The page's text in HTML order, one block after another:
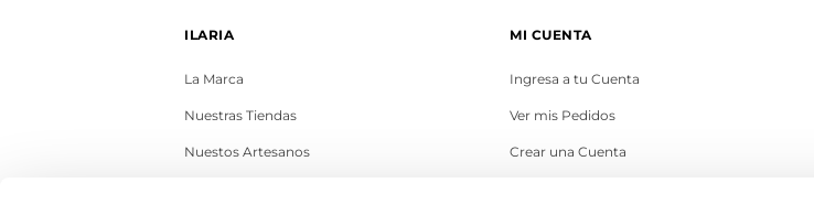
ILARIA
La Marca
Nuestras Tiendas
Nuestos Artesanos
MI CUENTA
Ingresa a tu Cuenta
Ver mis Pedidos
Crear una Cuenta